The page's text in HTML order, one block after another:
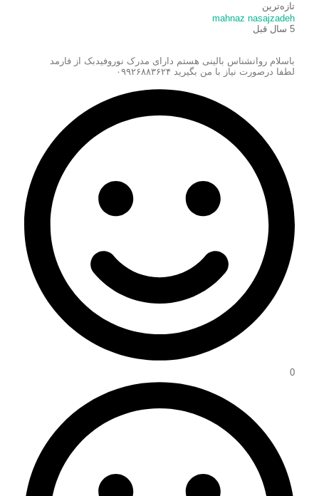
تازه‌ترین
mahnaz nasajzadeh
5 سال قبل
باسلام روانشناس بالینی هستم دارای مدرک نوروفیدبک از فارمد
لطفا درصورت نیاز با من بگیرید ۰۹۹۲۶۸۸۳۶۲۴
0